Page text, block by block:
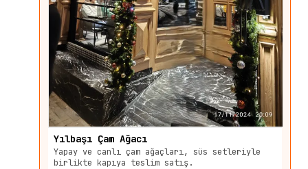
Yılbaşı Çam Ağacı
Yapay ve canlı çam ağaçları, süs setleriyle
birlikte kapıya teslim satış.